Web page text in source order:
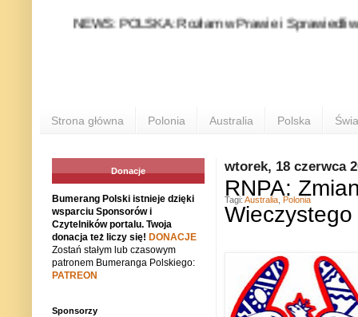
NEWS: POLSKA: Rozłam w Prawie i
Strona główna Polonia Australia Polska
wtorek, 18 czerwca
RNPA:
Wieczystego
Tagi: Australia Polonia
Donacje
Bumerang Polski istnieje dzięki
wsparciu Sponsorów i
Czytelników portalu. Twoja
donacja też liczy się! DONACJE
Zostań stałym lub czasowym
patronem Bumeranga Polskiego:
PATREON
Sponsorzy